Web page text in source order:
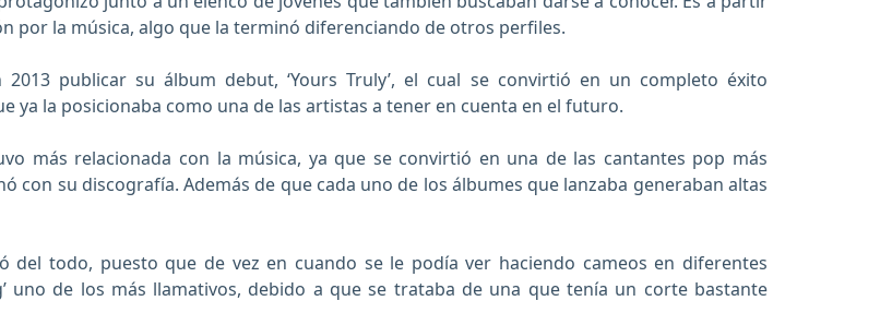
por la música, algo que la terminó diferenciando de otros perfiles.
publicar su álbum debut, ‘Yours Truly’, el cual se convirtió en un completo éxito
ya la posicionaba como una de las artistas a tener en cuenta en el futuro.
más relacionada con la música, ya que se convirtió en una de las cantantes pop más
con su discografía. Además de que cada uno de los álbumes que lanzaba generaban altas
todo, puesto que de vez en cuando se le podía ver haciendo cameos en diferentes
uno de los más llamativos, debido a que se trataba de una que tenía un corte bastante